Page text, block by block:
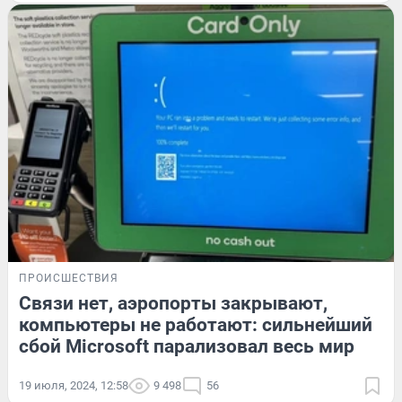
ПРОИСШЕСТВИЯ
Связи нет, аэропорты закрывают,
компьютеры не работают: сильнейший
сбой Microsoft парализовал весь мир
19 июля, 2024, 12:58 9 498 56